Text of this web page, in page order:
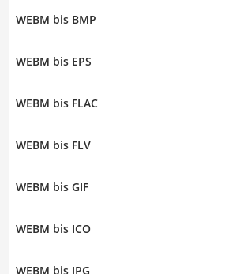
WEBM bis BMP
WEBM bis EPS
WEBM bis FLAC
WEBM bis FLV
WEBM bis GIF
WEBM bis ICO
WEBM bis JPG